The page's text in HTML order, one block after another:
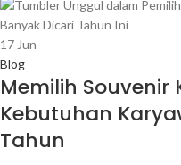
17 Jun
Blog
Memilih
Kebutuhan
Tahun